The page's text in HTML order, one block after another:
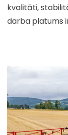
kvalitāti,
darba platums